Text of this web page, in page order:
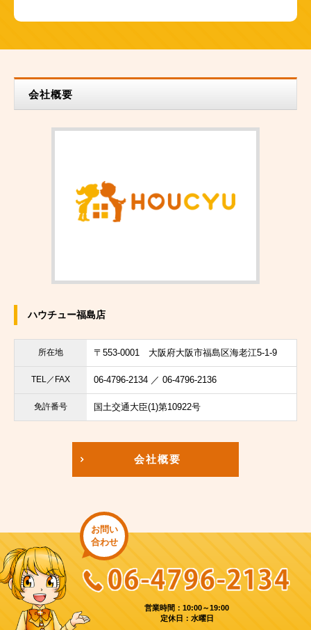
会社概要
ハウチュー福島店
所在地 〒553-0001 大阪府大阪市福島区海老江5-1-9
TEL／FAX 06-4796-2134 ／ 06-4796-2136
免許番号 国土交通大臣(1)第10922号
会社概要
お問い
合わせ
営業時間：10:00～19:00
定休日：水曜日